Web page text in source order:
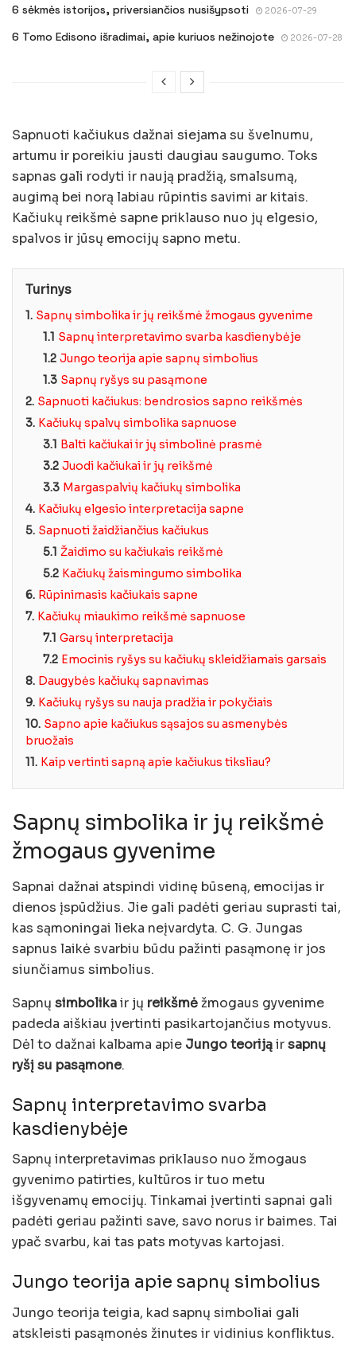
6 sėkmės istorijos, priversiančios nusišypsoti 2026-07-29
6 Tomo Edisono išradimai, apie kuriuos nežinojote 2026-07-28
Sapnuoti kačiukus dažnai siejama su švelnumu,
artumu ir poreikiu jausti daugiau saugumo. Toks
sapnas gali rodyti ir naują pradžią, smalsumą,
augimą bei norą labiau rūpintis savimi ar kitais.
Kačiukų reikšmė sapne priklauso nuo jų elgesio,
spalvos ir jūsų emocijų sapno metu.
Turinys
1. Sapnų simbolika ir jų reikšmė žmogaus gyvenime
1.1 Sapnų interpretavimo svarba kasdienybėje
1.2 Jungo teorija apie sapnų simbolius
1.3 Sapnų ryšys su pasąmone
2. Sapnuoti kačiukus: bendrosios sapno reikšmės
3. Kačiukų spalvų simbolika sapnuose
3.1 Balti kačiukai ir jų simbolinė prasmė
3.2 Juodi kačiukai ir jų reikšmė
3.3 Margaspalvių kačiukų simbolika
4. Kačiukų elgesio interpretacija sapne
5. Sapnuoti žaidžiančius kačiukus
5.1 Žaidimo su kačiukais reikšmė
5.2 Kačiukų žaismingumo simbolika
6. Rūpinimasis kačiukais sapne
7. Kačiukų miaukimo reikšmė sapnuose
7.1 Garsų interpretacija
7.2 Emocinis ryšys su kačiukų skleidžiamais garsais
8. Daugybės kačiukų sapnavimas
9. Kačiukų ryšys su nauja pradžia ir pokyčiais
10. Sapno apie kačiukus sąsajos su asmenybės
bruožais
11. Kaip vertinti sapną apie kačiukus tiksliau?
Sapnų simbolika ir jų reikšmė
žmogaus gyvenime
Sapnai dažnai atspindi vidinę būseną, emocijas ir
dienos įspūdžius. Jie gali padėti geriau suprasti tai,
kas sąmoningai lieka neįvardyta. C. G. Jungas
sapnus laikė svarbiu būdu pažinti pasąmonę ir jos
siunčiamus simbolius.
Sapnų simbolikair jų reikšmė žmogaus gyvenime
padeda aiškiau įvertinti pasikartojančius motyvus.
Dėl to dažnai kalbama apie Jungo teorijąirsapnų
ryšį su pasąmone.
Sapnų interpretavimo svarba
kasdienybėje
Sapnų interpretavimas priklauso nuo žmogaus
gyvenimo patirties, kultūros ir tuo metu
išgyvenamų emocijų. Tinkamai įvertinti sapnai gali
padėti geriau pažinti save, savo norus ir baimes. Tai
ypač svarbu, kai tas pats motyvas kartojasi.
Jungo teorija apie sapnų simbolius
Jungo teorija teigia, kad sapnų simboliai gali
atskleisti pasąmonės žinutes ir vidinius konfliktus.